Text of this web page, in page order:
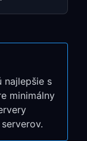
1
najlepšie s
minimálny